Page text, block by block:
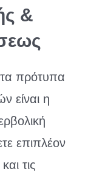
&
τα πρότυπα
είναι η
επιπλέον
τις